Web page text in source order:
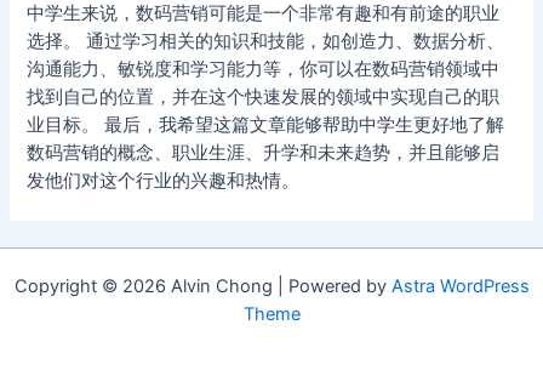
中学生来说，数码营销可能是一个非常有趣和有前途的职业
选择。 通过学习相关的知识和技能，如创造力、数据分析、
沟通能力、敏锐度和学习能力等，你可以在数码营销领域中
找到自己的位置，并在这个快速发展的领域中实现自己的职
业目标。 最后，我希望这篇文章能够帮助中学生更好地了解
数码营销的概念、职业生涯、升学和未来趋势，并且能够启
发他们对这个行业的兴趣和热情。
Copyright © 2026 Alvin Chong | Powered by Astra WordPress
Theme